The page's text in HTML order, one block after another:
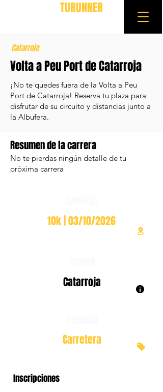
TURUNNER
Catarroja
Volta a Peu Port de Catarroja
¡No te quedes fuera de la Volta a Peu
Port de Catarroja! Reserva tu plaza para
disfrutar de su circuito y distancias junto a
la Albufera.
Resumen de la carrera
No te pierdas ningún detalle de tu
próxima carrera
10k | 03/10/2026
Catarroja
Carretera
Inscripciones